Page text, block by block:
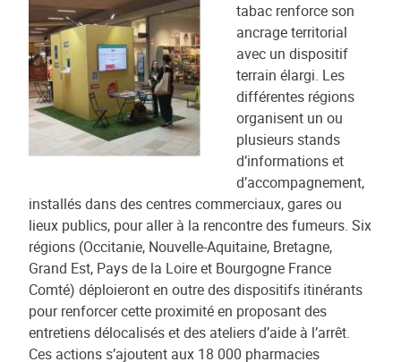
tabac renforce son
ancrage territorial
avec un dispositif
terrain élargi. Les
différentes régions
organisent un ou
plusieurs stands
d’informations et
d’accompagnement,
installés dans des centres commerciaux, gares ou
lieux publics, pour aller à la rencontre des fumeurs. Six
régions (Occitanie, Nouvelle-Aquitaine, Bretagne,
Grand Est, Pays de la Loire et Bourgogne France
Comté) déploieront en outre des dispositifs itinérants
pour renforcer cette proximité en proposant des
entretiens délocalisés et des ateliers d’aide à l’arrêt.
Ces actions s’ajoutent aux 18 000 pharmacies